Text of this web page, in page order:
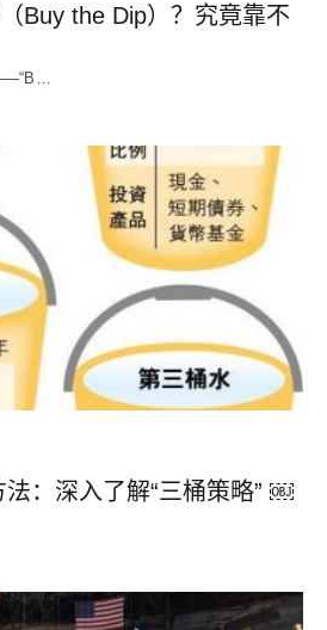
Buy the Dip）？究竟靠不
：深入了解“三桶策略” ￼